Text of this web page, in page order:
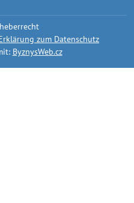
zum Datenschutz
ByznysWeb.cz